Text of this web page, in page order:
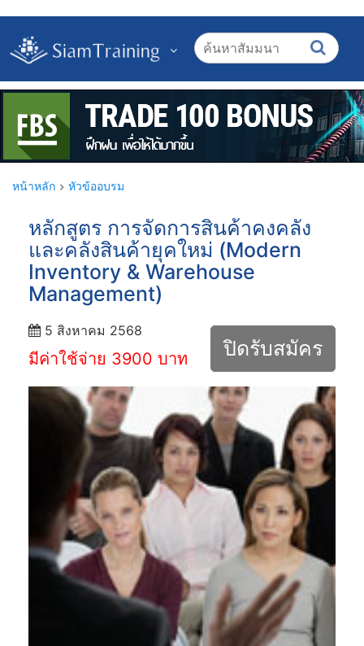
หน้าหลัก หัวข้ออบรม
หลักสูตร การจัดการสินค้าคงคลัง
และคลังสินค้ายุคใหม่ (Modern
Inventory & Warehouse
Management)
5 สิงหาคม 2568
มีค่าใช้จ่าย 3900 บาท ปิดรับสมัคร